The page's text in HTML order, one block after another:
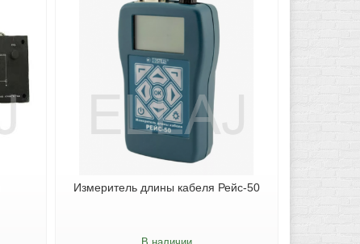
Измеритель длины кабеля Рейс-50